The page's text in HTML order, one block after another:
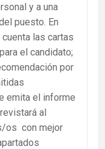
y a una
puesto. En
las cartas
el candidato;
por
emita el informe
al
os con mejor